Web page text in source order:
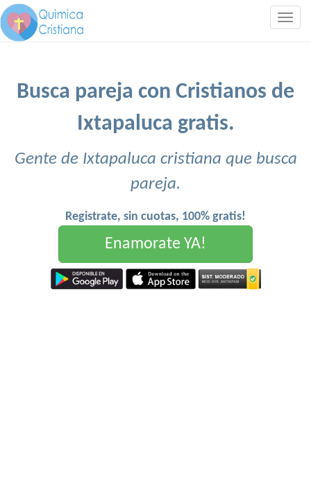
Busca pareja con Cristianos de
Ixtapaluca gratis.
Gente de Ixtapaluca cristiana que busca
pareja.
Registrate, sin cuotas, 100% gratis!
Enamorate YA!